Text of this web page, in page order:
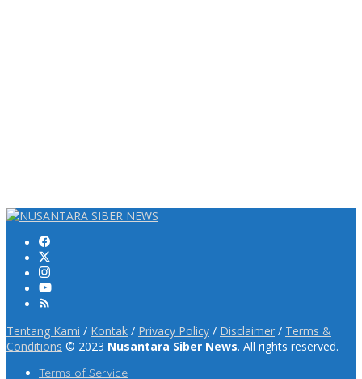
Tentang Kami / Kontak / Privacy Policy / Disclaimer / Terms &
Conditions © 2023 Nusantara Siber News. All rights reserved.
Terms of Service